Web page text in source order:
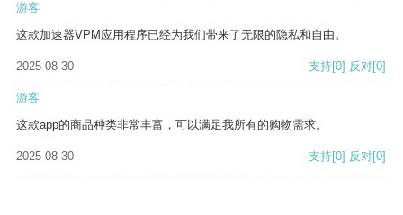
游客
这款加速器VPM应用程序已经为我们带来了无限的隐私和自由。
2025-08-30 支持[0] 反对[0]
游客
这款app的商品种类非常丰富，可以满足我所有的购物需求。
2025-08-30 支持[0] 反对[0]